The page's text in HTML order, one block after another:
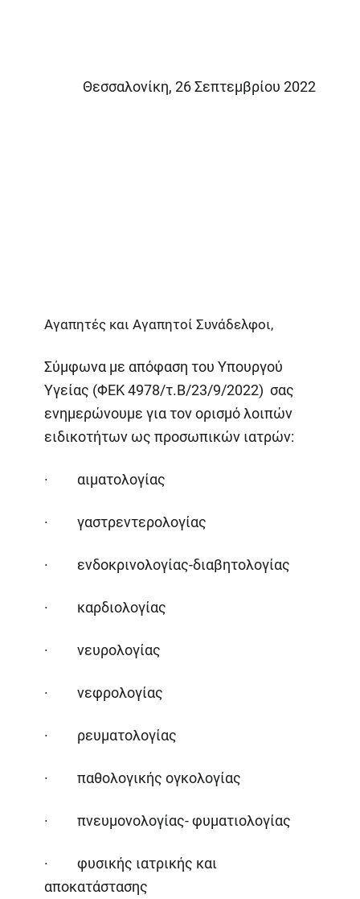
Θεσσαλονίκη, 26 Σεπτεμβρίου 2022
Αγαπητές και Αγαπητοί Συνάδελφοι,
Σύμφωνα με απόφαση του Υπουργού
Υγείας (ΦΕΚ 4978/τ.Β/23/9/2022) σας
ενημερώνουμε για τον ορισμό λοιπών
ειδικοτήτων ως προσωπικών ιατρών:
· αιματολογίας
· γαστρεντερολογίας
· ενδοκρινολογίας-διαβητολογίας
· καρδιολογίας
· νευρολογίας
· νεφρολογίας
· ρευματολογίας
· παθολογικής ογκολογίας
· πνευμονολογίας- φυματιολογίας
· φυσικής ιατρικής και
αποκατάστασης